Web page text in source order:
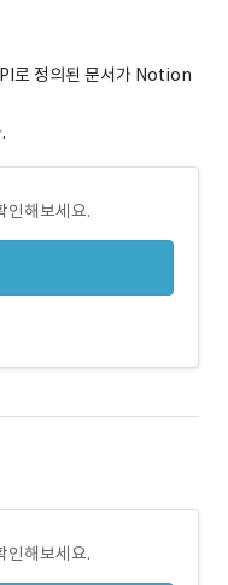
로 정의된 문서가 Notion
인해보세요.
인해보세요.